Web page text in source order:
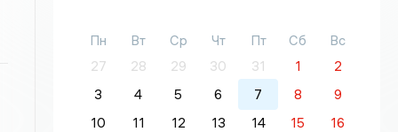
Пн Вт Ср Чт Пт Сб
Вс
27
28 29 30 31 1
2
3
4 5 6 7 8
9
10
11 12 13 14 15
16